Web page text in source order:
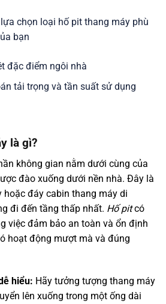
chọn loại hố pit thang máy phù
bạn
đặc điểm ngôi nhà
tải trọng và tần suất sử dụng
là gì?
không gian nằm dưới cùng của
đào xuống dưới nền nhà. Đây là
hoặc đáy cabin thang máy di
đi đến tầng thấp nhất. Hố pitcó
việc đảm bảo an toàn và ổn định
hoạt động mượt mà và đúng
hiểu: Hãy tưởng tượng thang máy
lên xuống trong một ống dài